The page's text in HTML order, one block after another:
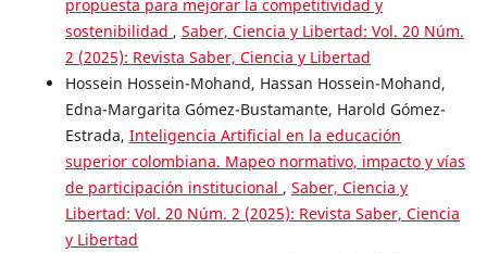
propuesta para mejorar la competitividad y
sostenibilidad , Saber, Ciencia y Libertad: Vol. 20 Núm.
2 (2025): Revista Saber, Ciencia y Libertad
Hossein Hossein-Mohand, Hassan Hossein-Mohand,
Edna-Margarita Gómez-Bustamante, Harold Gómez-
Estrada, Inteligencia Artificial en la educación
superior colombiana. Mapeo normativo, impacto y vías
de participación institucional , Saber, Ciencia y
Libertad: Vol. 20 Núm. 2 (2025): Revista Saber, Ciencia
y Libertad